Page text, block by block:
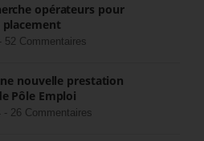
opérateurs pour
52 Commentaires
nouvelle prestation
Pôle Emploi
- 26 Commentaires